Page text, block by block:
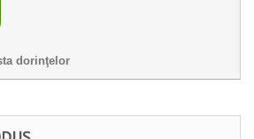
dorinţelor